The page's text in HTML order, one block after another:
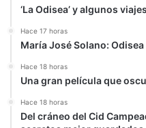
‘La Odisea’ y algunos
Hace 17 horas
María José Solano:
Hace 18 horas
Una gran película que
Hace 18 horas
Del cráneo del Cid